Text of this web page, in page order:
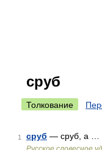
сруб
Толкование
1 сруб — сруб, а …